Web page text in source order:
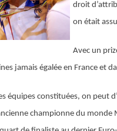
droit
on était
Avec un
jamais égalée en France et
équipes constituées, on peut
championne du monde